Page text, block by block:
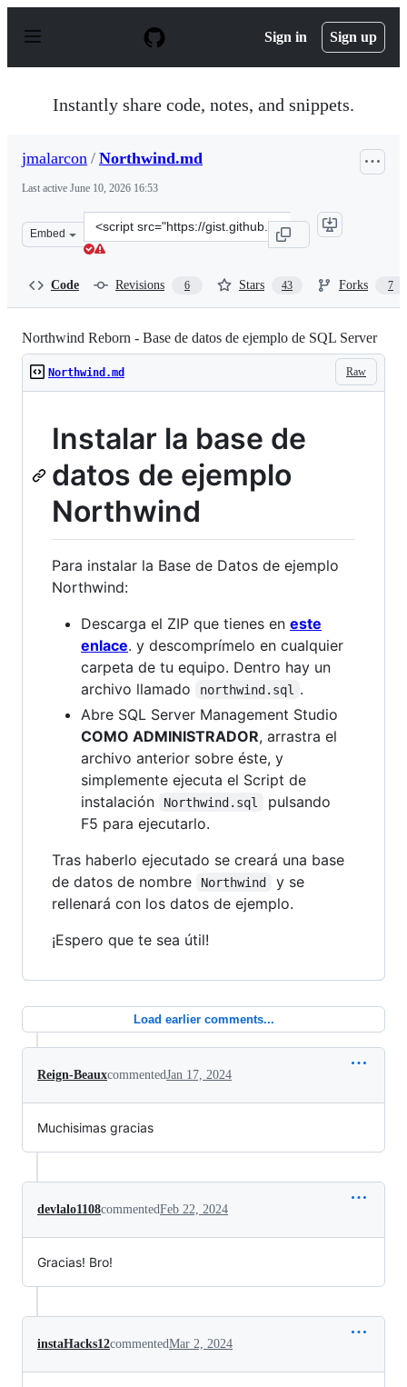
p
Sign in Sign up
Instantly share code, notes, and snippets.
jmalarcon / Northwind.md
Last active June 10, 2026 16:53
Embed
Clone
this
Code Revisions 6 Stars 43 Forks 7
Northwind Reborn - Base de datos de ejemplo de SQL Server
Raw
Northwind.md
Instalar la base de
datos de ejemplo
Northwind
Para instalar la Base de Datos de ejemplo
Northwind:
Descarga el ZIP que tienes en este
enlace. y descomprímelo en cualquier
carpeta de tu equipo. Dentro hay un
archivo llamado
northwind.sql
.
Abre SQL Server Management Studio
COMO ADMINISTRADOR, arrastra el
archivo anterior sobre éste, y
simplemente ejecuta el Script de
instalación
Northwind.sql
pulsando
F5 para ejecutarlo.
Tras haberlo ejecutado se creará una base
de datos de nombre
Northwind
y se
rellenará con los datos de ejemplo.
¡Espero que te sea útil!
Load earlier comments...
Reign-BeauxcommentedJan 17, 2024
Muchisimas gracias
devlalo1108commentedFeb 22, 2024
Gracias! Bro!
instaHacks12commentedMar 2, 2024